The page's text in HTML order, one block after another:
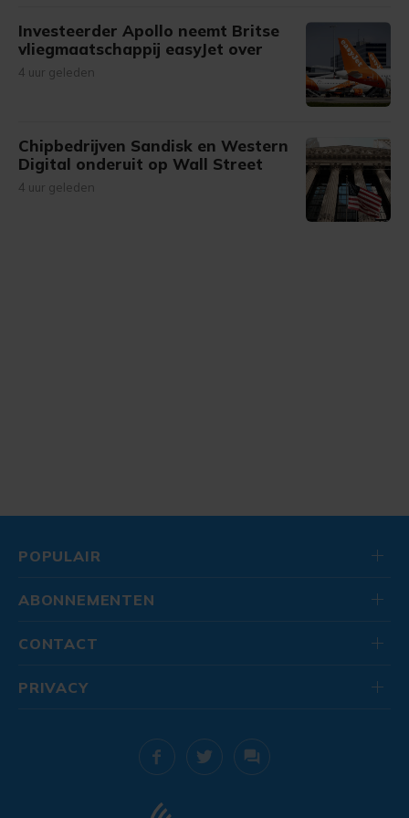
Investeerder Apollo neemt Britse
vliegmaatschappij easyJet over
4 uur geleden
Chipbedrijven Sandisk en Western
Digital onderuit op Wall Street
4 uur geleden
POPULAIR
ABONNEMENTEN
CONTACT
PRIVACY